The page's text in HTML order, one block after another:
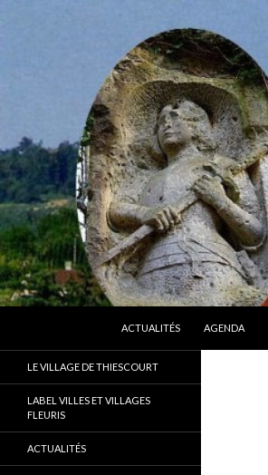
ACTUALITÉS
AGENDA
Thiescourt (Oise)
LE VILLAGE DE THIESCOURT
LABEL VILLES ET VILLAGES
FLEURIS
ACTUALITÉS